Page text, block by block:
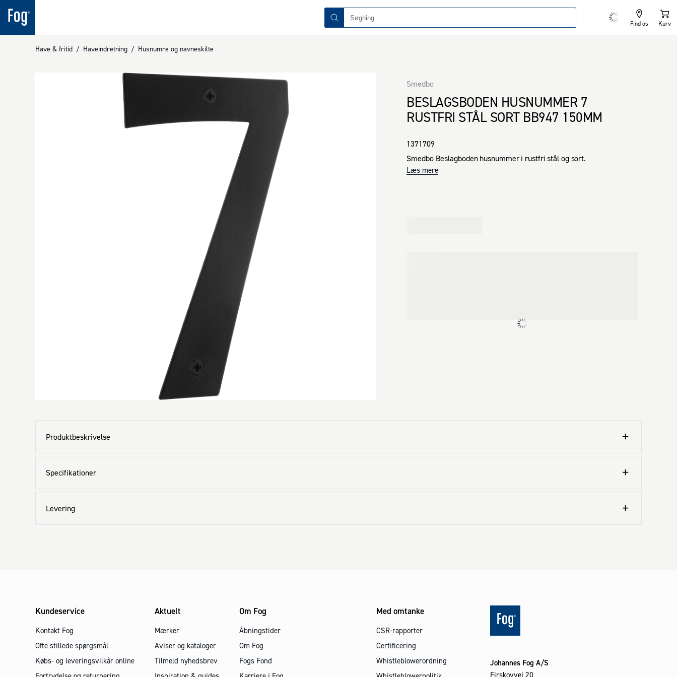
Find os Kurv
Have & fritid / Haveindretning / Husnumre og navneskilte
BESLAGSBODEN HUSNUMMER 7
RUSTFRI STÅL SORT BB947 150MM
Smedbo
1371709
Smedbo Beslagboden husnummer i rustfri stål og sort.
Læs mere
Produktbeskrivelse
Specifikationer
Levering
Kundeservice
Kontakt Fog
Ofte stillede spørgsmål
Købs- og leveringsvilkår online
Aktuelt
Mærker
Aviser og kataloger
Tilmeld nyhedsbrev
Om Fog
Åbningstider
Om Fog
Fogs Fond
Med omtanke
CSR-rapporter
Certificering
Whistleblowerordning
Johannes Fog A/S
Firskovvej 20